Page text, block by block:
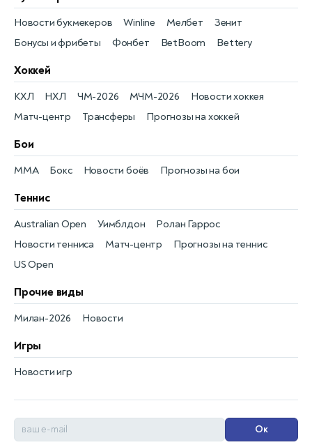
Бонусы и фрибеты
Новости букмекеров
Фонбет
Winline
BetBoom
Мелбет
Bettery
Зенит
Хоккей
Новости хоккея
КХЛ
Матч-центр
НХЛ
Трансферы
ЧМ-2026
Прогнозы на хоккей
МЧМ-2026
Бои
Новости боёв
MMA Прогнозы на бои
Бокс
Теннис
Новости тенниса
Australian Open
Матч-центр
Уимблдон
Прогнозы на теннис
Ролан Гаррос
US Open
Прочие виды
Новости
Милан-2026
Игры
Новости игр
Ок